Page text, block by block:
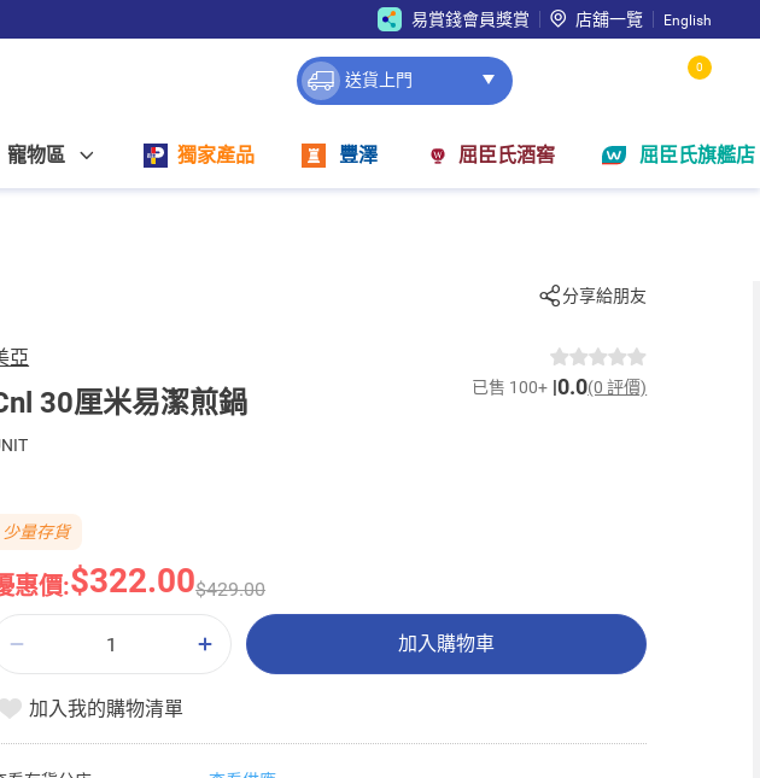
易賞錢會員獎賞 店舖一覽 English
送貨上門
0
寵物區 獨家產品 豐澤 屈臣氏酒窖 屈臣氏旗艦店
分享給朋友
亞
30厘米易潔煎鍋 已售 100+ 0.0(0 評價)
惠價:$322.00$429.00
少量存貨
加入購物車
加入我的購物清單